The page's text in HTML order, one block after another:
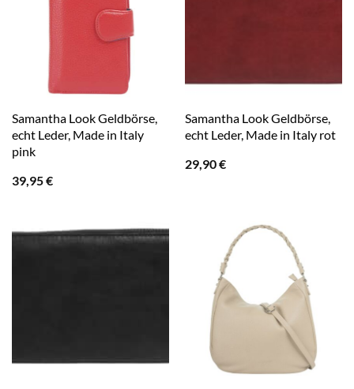
Samantha Look Geldbörse,
echt Leder, Made in Italy
pink
39,95€
Samantha Look Geldbörse,
echt Leder, Made in Italy rot
29,90€